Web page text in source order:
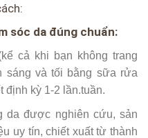
sóc da đúng chuẩn:
cả khi bạn không trang
sáng và tối bằng sữa rửa
định kỳ 1-2 lần.tuần.
da được nghiên cứu, sản
uy tín, chiết xuất từ thành